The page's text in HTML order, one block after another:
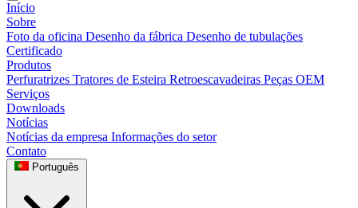
Início
Sobre
Foto da oficina Desenho da fábrica Desenho de tubulações
Certificado
Produtos
Perfuratrizes Tratores de Esteira Retroescavadeiras Peças OEM
Serviços
Downloads
Notícias
Notícias da empresa Informações do setor
Contato
Português